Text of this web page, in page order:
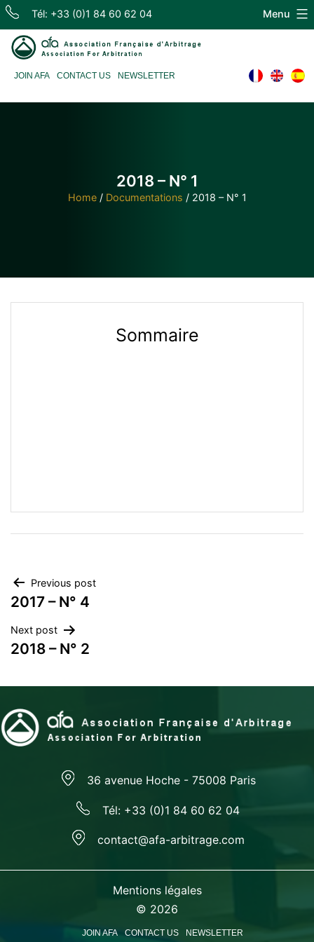
Skip
content
Tél: +33 (0)1 84 60 62 04
d'Arbitrage
JOIN AFA CONTACT US NEWSLETTER
Menu
2018 – N° 1
Home/ Documentations / 2018 – N° 1
Sommaire
Post
navigation
Previous post
2017 – N° 4
Next post
2018 – N° 2
36 avenue Hoche - 75008 Paris
Tél: +33 (0)1 84 60 62 04
contact@afa-arbitrage.com
Mentions légales
© 2026
JOIN AFA CONTACT US NEWSLETTER